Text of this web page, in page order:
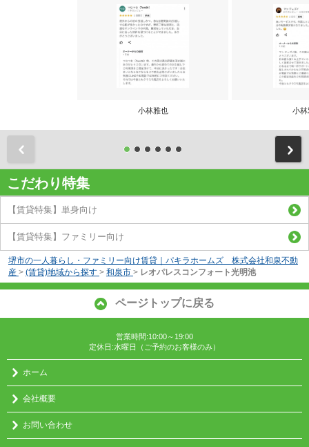
小林雅也 小林
こだわり特集
【賃貸特集】単身向け
【賃貸特集】ファミリー向け
堺市の一人暮らし・ファミリー向け賃貸｜パキラホームズ 株式会社和泉不動
産 > (賃貸)地域から探す > 和泉市 > レオパレスコンフォート光明池
ページトップに戻る
営業時間:10:00～19:00
定休日:水曜日（ご予約のお客様のみ）
ホーム
会社概要
お問い合わせ